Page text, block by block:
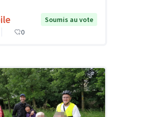
Soumis au vote
0